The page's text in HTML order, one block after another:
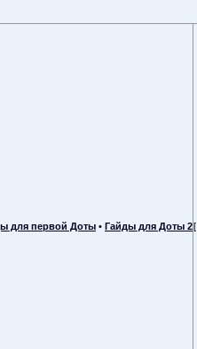
для первой Доты • Гайды для Доты 2